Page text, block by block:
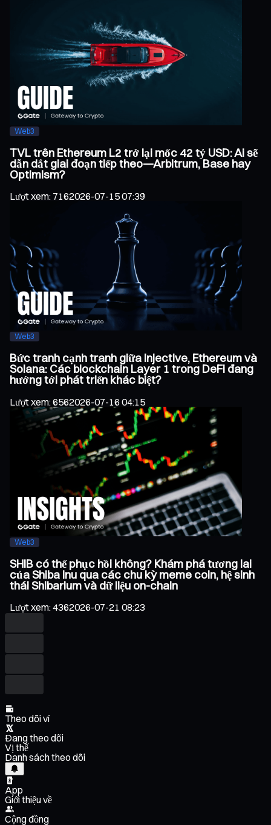
Web3
TVL trên Ethereum L2 trở lại mốc 42 tỷ USD: Ai sẽ
dẫn dắt giai đoạn tiếp theo—Arbitrum, Base hay
Optimism?
Lượt xem: 7162026-07-15 07:39
Web3
Bức tranh cạnh tranh giữa Injective, Ethereum và
Solana: Các blockchain Layer 1 trong DeFi đang
hướng tới phát triển khác biệt?
Lượt xem:6562026-07-16 04:15
Web3
SHIB có thể phục hồi không? Khám phá tương lai
của Shiba Inu qua các chu kỳ meme coin, hệ sinh
thái Shibarium và dữ liệu on-chain
Lượt xem:4362026-07-21 08:23
Theo dõi ví
Đang theo dõi
Vị thế
Danh sách theo dõi
App
Giới thiệu về
Cộng đồng